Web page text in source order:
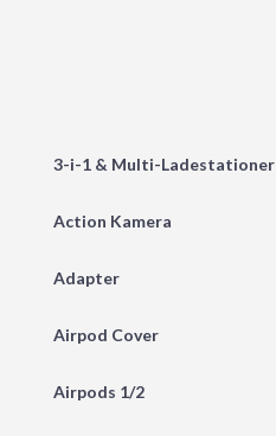
3-i-1 & Multi-Ladestationer
Action Kamera
Adapter
Airpod Cover
Airpods 1/2